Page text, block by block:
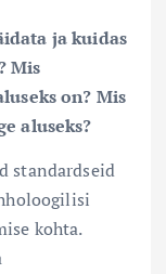
ja kuidas
Mis
on? Mis
aluseks?
standardseid
kohta.